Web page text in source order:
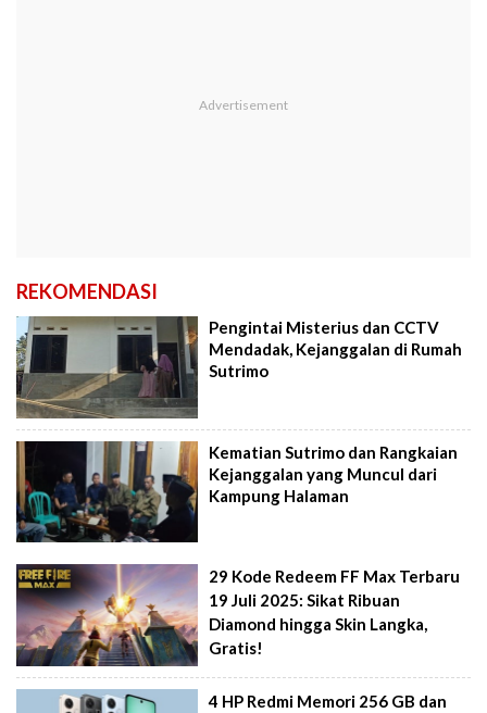
REKOMENDASI
Pengintai Misterius dan CCTV
Mendadak, Kejanggalan di Rumah
Sutrimo
Kematian Sutrimo dan Rangkaian
Kejanggalan yang Muncul dari
Kampung Halaman
29 Kode Redeem FF Max Terbaru
19 Juli 2025: Sikat Ribuan
Diamond hingga Skin Langka,
Gratis!
4 HP Redmi Memori 256 GB dan